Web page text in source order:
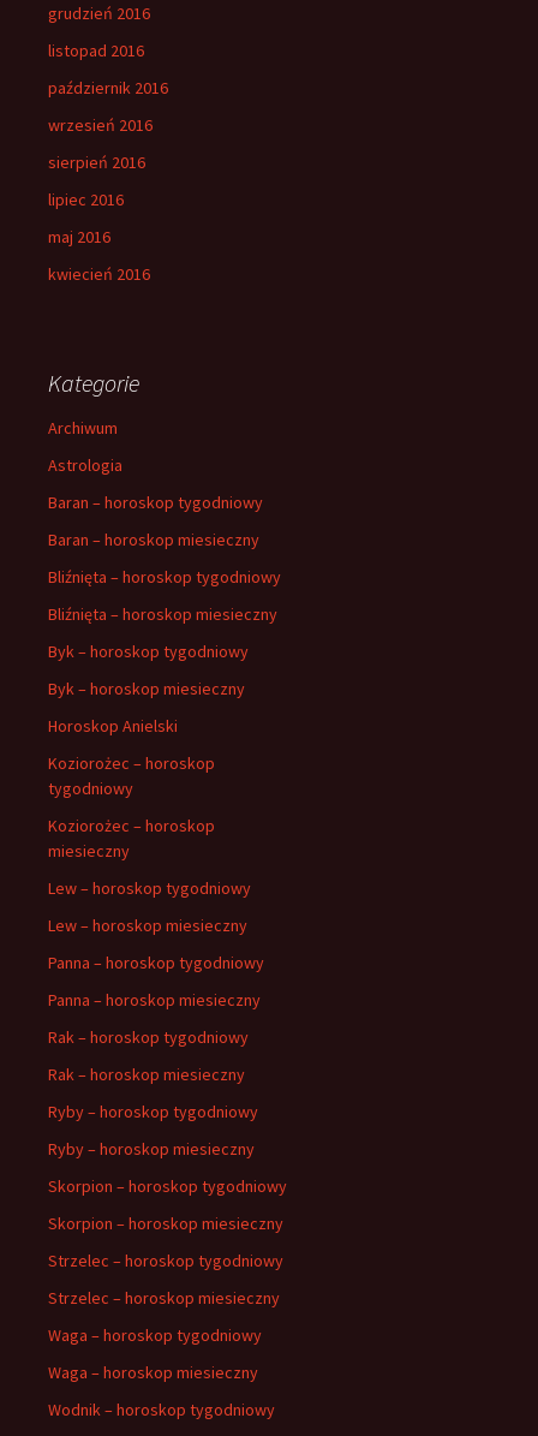
grudzień 2016
listopad 2016
październik 2016
wrzesień 2016
sierpień 2016
lipiec 2016
maj 2016
kwiecień 2016
Kategorie
Archiwum
Astrologia
Baran – horoskop tygodniowy
Baran – horoskop miesieczny
Bliźnięta – horoskop tygodniowy
Bliźnięta – horoskop miesieczny
Byk – horoskop tygodniowy
Byk – horoskop miesieczny
Horoskop Anielski
Koziorożec – horoskop
tygodniowy
Koziorożec – horoskop
miesieczny
Lew – horoskop tygodniowy
Lew – horoskop miesieczny
Panna – horoskop tygodniowy
Panna – horoskop miesieczny
Rak – horoskop tygodniowy
Rak – horoskop miesieczny
Ryby – horoskop tygodniowy
Ryby – horoskop miesieczny
Skorpion – horoskop tygodniowy
Skorpion – horoskop miesieczny
Strzelec – horoskop tygodniowy
Strzelec – horoskop miesieczny
Waga – horoskop tygodniowy
Waga – horoskop miesieczny
Wodnik – horoskop tygodniowy